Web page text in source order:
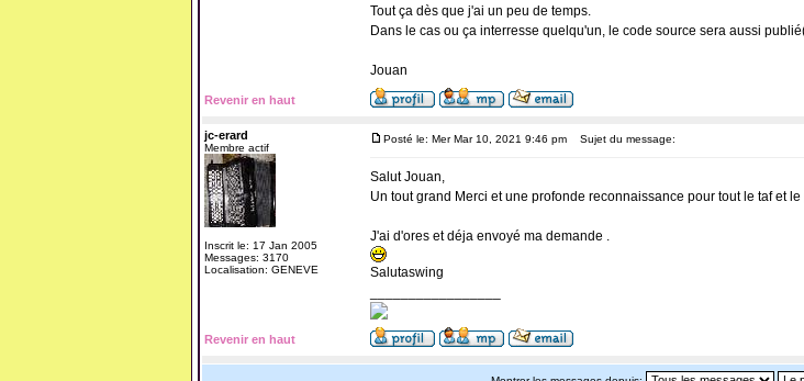
Tout ça dès que j'ai un peu de temps.
Dans le cas ou ça interresse quelqu'un, le code source sera aussi
Jouan
Revenir en haut
jc-erard
Membre actif
Inscrit le: 17 Jan 2005
Messages: 3170
Localisation: GENEVE
Posté le: Mer Mar 10, 2021 9:46 pm Sujet du message:
Salut Jouan,
Un tout grand Merci et une profonde reconnaissance pour tout le taf et
J'ai d'ores et déja envoyé ma demande .
Salutaswing
Revenir en haut